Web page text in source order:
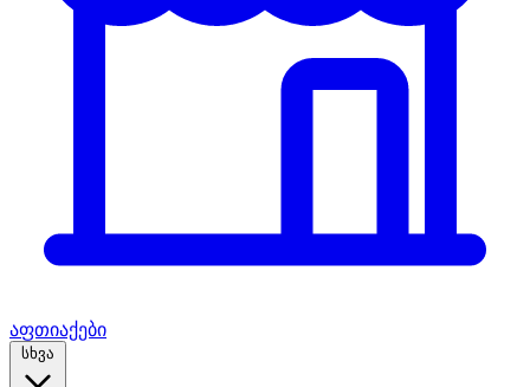
აფთიაქები
სხვა